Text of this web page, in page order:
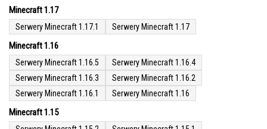
Minecraft 1.17
Serwery Minecraft 1.17.1 Serwery Minecraft 1.17
Minecraft 1.16
Serwery Minecraft 1.16.5
Serwery Minecraft 1.16.4
Serwery Minecraft 1.16.3
Serwery Minecraft 1.16.2
Serwery Minecraft 1.16.1
Serwery Minecraft 1.16
Minecraft 1.15